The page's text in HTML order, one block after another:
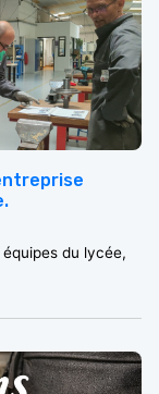
du lycée,